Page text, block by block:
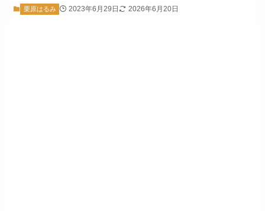
栗原はるみ 2023年6月29日 2026年6月20日